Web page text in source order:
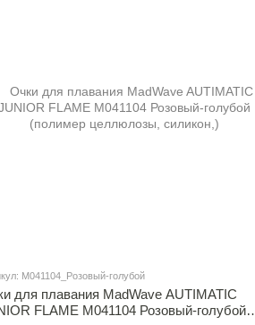
M041104_Розовый-голубой
для плавания MadWave AUTIMATIC
FLAME M041104 Розовый-голубой